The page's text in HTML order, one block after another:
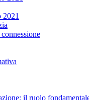
2021
il ruolo